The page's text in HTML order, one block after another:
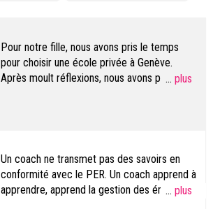
Pour notre fille, nous avons pris le temps
pour choisir une école privée à Genève.
Après moult réflexions, nous avons préféré
de l'encadrement personnalisé dont bénéficie
notre fille. https://www.notre-dame-du-
lac.ch/ecole-primaire-privee
...
Un coach ne transmet pas des savoirs en
conformité avec le PER. Un coach apprend à
apprendre, apprend la gestion des émotions,
...